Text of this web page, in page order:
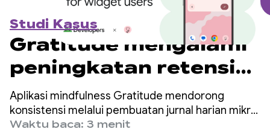
Studi Kasus
Gratitude mengalami
peningkatan retensi
sebesar 25% untuk
pengguna widget
Aplikasi mindfulness Gratitude mendorong
konsistensi melalui pembuatan jurnal harian mikro,
afirmasi, dan papan visi. Aplikasi ini telah
Waktu baca: 3 menit